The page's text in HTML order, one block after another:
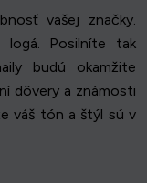
vašej značky.
logá. Posilníte tak
budú okamžite
dôvery a známosti
váš tón a štýl sú v